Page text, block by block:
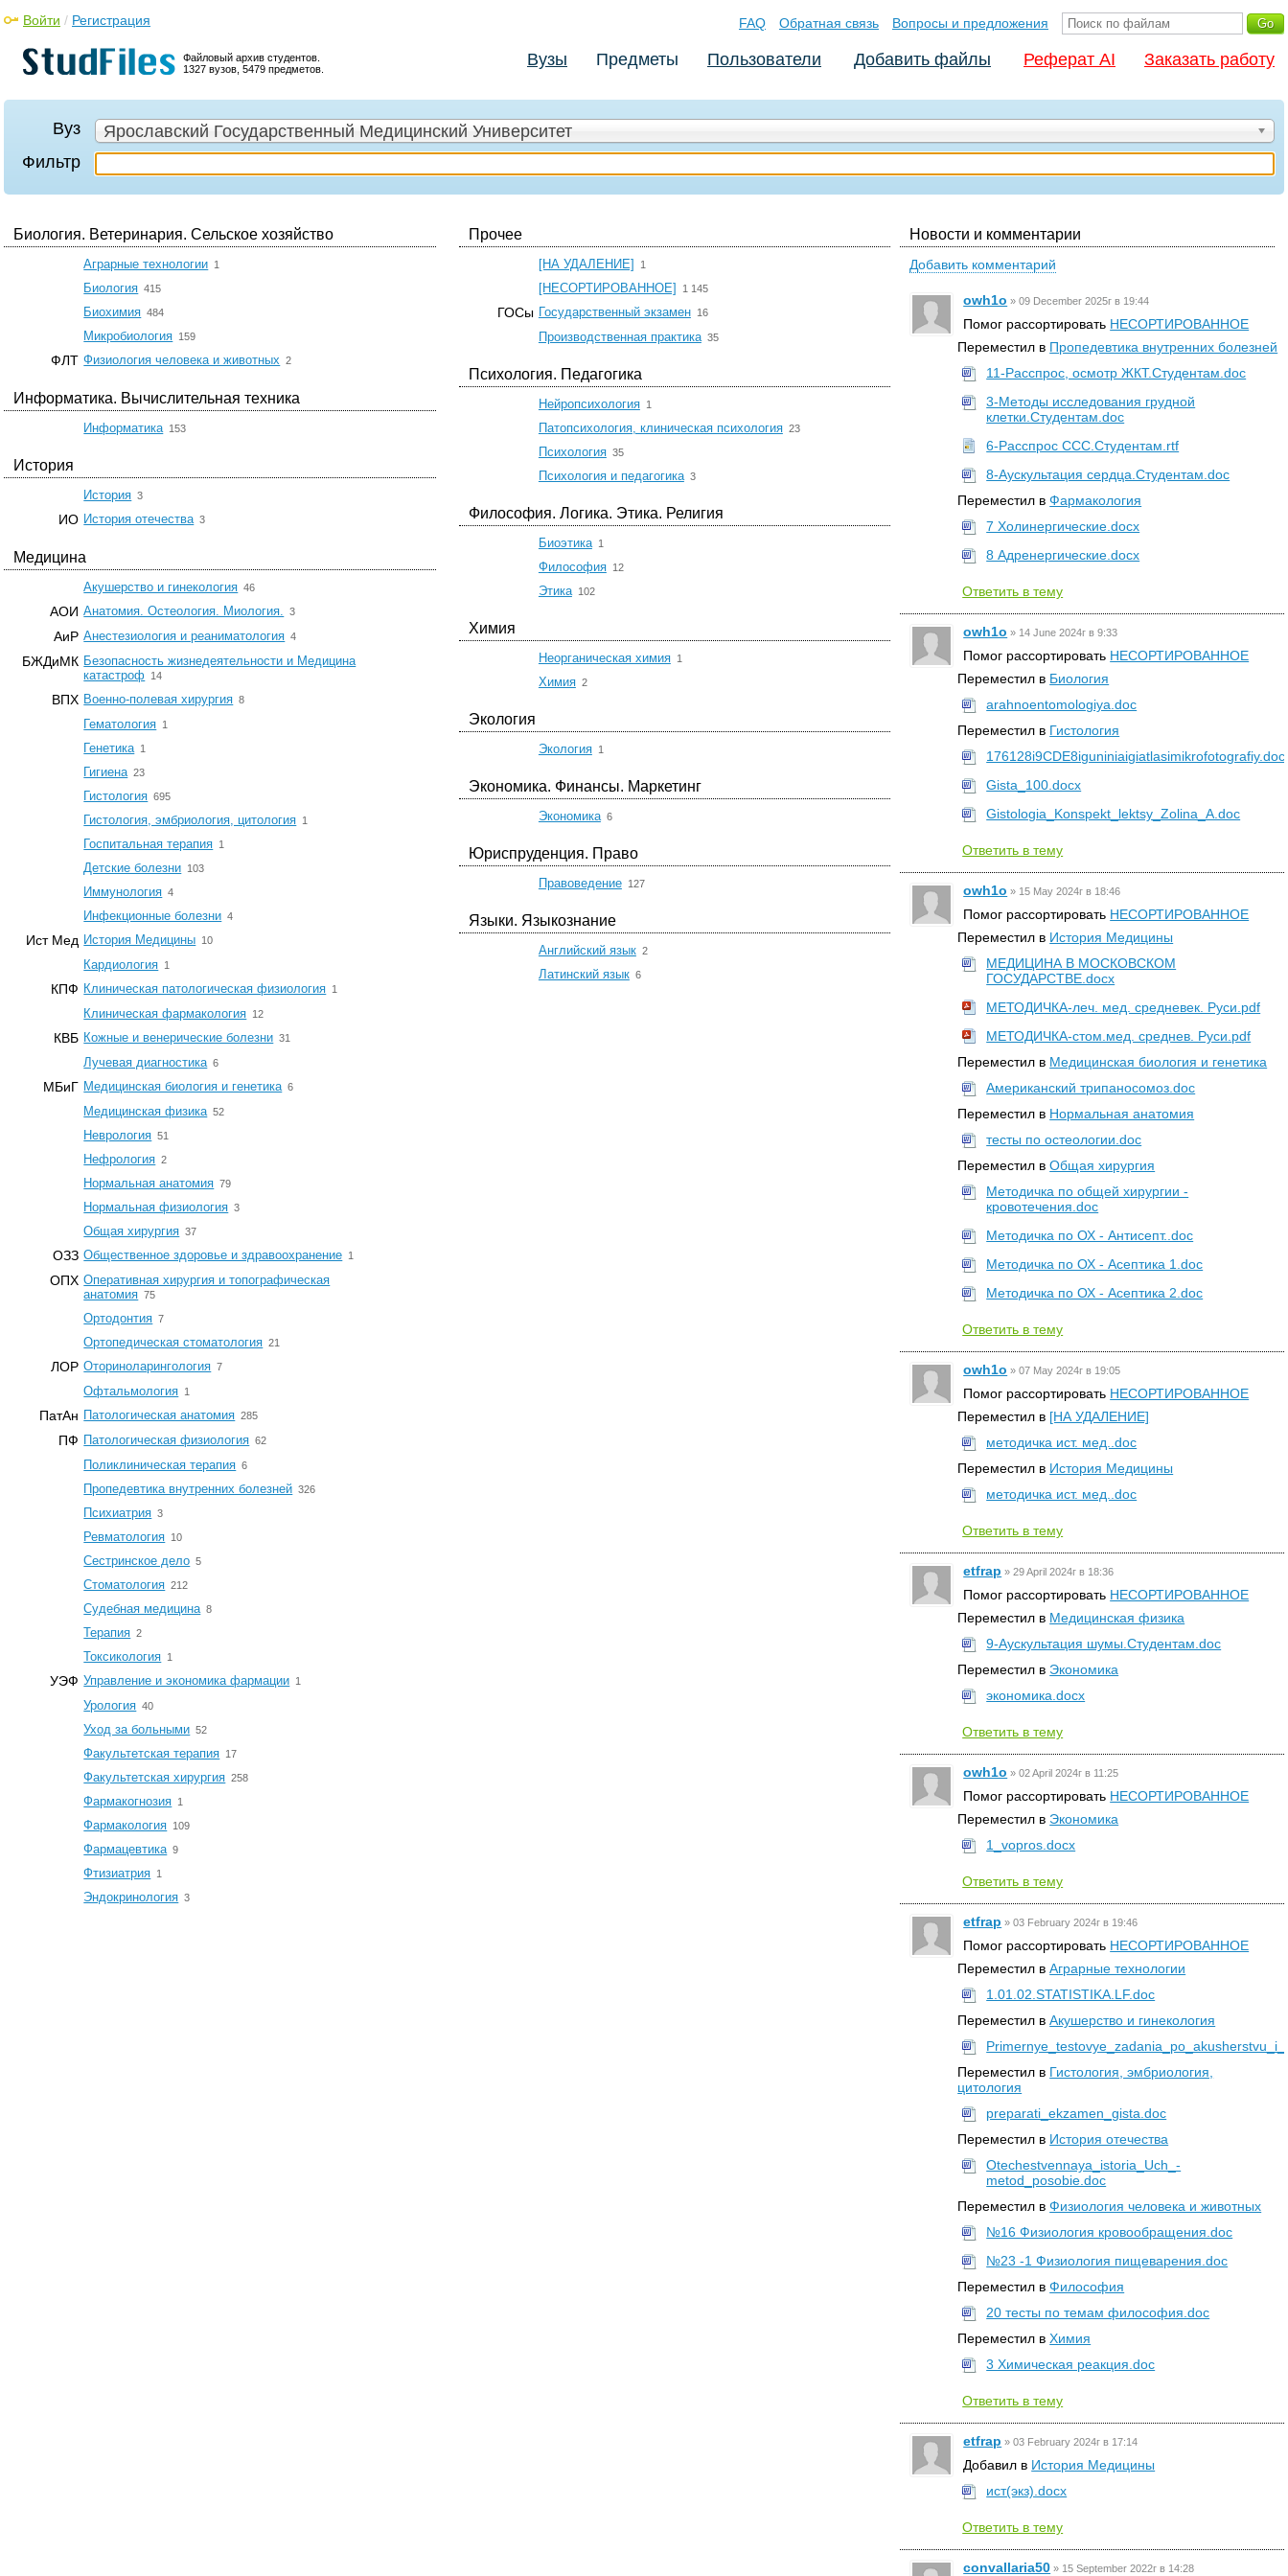
Файловый архив студентов.
1327 вузов, 5479 предметов.
Войти / Регистрация FAQ Обратная связь Вопросы и предложения
Вузы Предметы Пользователи Добавить файлы Реферат AI Заказать работу
Вуз
Ярославский Государственный Медицинский Университет
Фильтр
Биология. Ветеринария. Сельское хозяйство
Аграрные технологии 1
Биология 415
Биохимия 484
Микробиология 159
ФЛТ Физиология человека и животных 2
Информатика. Вычислительная техника
Информатика 153
История
История 3
ИО История отечества 3
Медицина
Акушерство и гинекология 46
АОИ Анатомия. Остеология. Миология. 3
АиР Анестезиология и реаниматология 4
БЖДиМК Безопасность жизнедеятельности и Медицина
катастроф 14
ВПХ Военно-полевая хирургия 8
Гематология 1
Генетика 1
Гигиена 23
Гистология 695
Гистология, эмбриология, цитология 1
Госпитальная терапия 1
Детские болезни 103
Иммунология 4
Инфекционные болезни 4
Ист Мед История Медицины 10
Кардиология 1
КПФ Клиническая патологическая физиология 1
Клиническая фармакология 12
КВБ Кожные и венерические болезни 31
Лучевая диагностика 6
МБиГ Медицинская биология и генетика 6
Медицинская физика 52
Неврология 51
Нефрология 2
Нормальная анатомия 79
Нормальная физиология 3
Общая хирургия 37
ОЗЗ Общественное здоровье и здравоохранение 1
ОПХ Оперативная хирургия и топографическая
анатомия 75
Ортодонтия 7
Ортопедическая стоматология 21
ЛОР Оториноларингология 7
Офтальмология 1
ПатАн Патологическая анатомия 285
ПФ Патологическая физиология 62
Поликлиническая терапия 6
Пропедевтика внутренних болезней 326
Психиатрия 3
Ревматология 10
Сестринское дело 5
Стоматология 212
Судебная медицина 8
Терапия 2
Токсикология 1
УЭФ Управление и экономика фармации 1
Урология 40
Уход за больными 52
Факультетская терапия 17
Факультетская хирургия 258
Фармакогнозия 1
Фармакология 109
Фармацевтика 9
Фтизиатрия 1
Эндокринология 3
Прочее
[НА УДАЛЕНИЕ] 1
[НЕСОРТИРОВАННОЕ] 1 145
ГОСы Государственный экзамен 16
Производственная практика 35
Психология. Педагогика
Нейропсихология 1
Патопсихология, клиническая психология 23
Психология 35
Психология и педагогика 3
Философия. Логика. Этика. Религия
Биоэтика 1
Философия 12
Этика 102
Химия
Неорганическая химия 1
Химия 2
Экология
Экология 1
Экономика. Финансы. Маркетинг
Экономика 6
Юриспруденция. Право
Правоведение 127
Языки. Языкознание
Английский язык 2
Латинский язык 6
Новости и комментарии
Добавить комментарий
owh1o »09 December 2025г в 19:44
Помог рассортировать НЕСОРТИРОВАННОЕ
Переместил в Пропедевтика внутренних болезней
11-Расспрос, осмотр ЖКТ.Студентам.doc
3-Методы исследования грудной
клетки.Студентам.doc
6-Расспрос ССС.Студентам.rtf
8-Аускультация сердца.Студентам.doc
Переместил вФармакология
7 Холинергические.docx
8 Адренергические.docx
Ответить в тему
owh1o » 14 June 2024г в 9:33
Помог рассортировать НЕСОРТИРОВАННОЕ
Переместил в Биология
arahnoentomologiya.doc
Переместил в Гистология
176128i9CDE8iguniniaigiatlasimikrofotografiy.doc
Gista_100.docx
Gistologia_Konspekt_lektsy_Zolina_A.doc
Ответить в тему
owh1o » 15 May 2024г в 18:46
Помог рассортировать НЕСОРТИРОВАННОЕ
Переместил в История Медицины
МЕДИЦИНА В МОСКОВСКОМ
ГОСУДАРСТВЕ.docx
МЕТОДИЧКА-леч. мед. средневек. Руси.pdf
МЕТОДИЧКА-стом.мед. среднев. Руси.pdf
Переместил в Медицинская биология и генетика
Американский трипаносомоз.doc
Переместил в Нормальная анатомия
тесты по остеологии.doc
Переместил вОбщая хирургия
Методичка по общей хирургии -
кровотечения.doc
Методичка по ОХ - Антисепт..doc
Методичка по ОХ - Асептика 1.doc
Методичка по ОХ - Асептика 2.doc
Ответить в тему
owh1o »07 May 2024г в 19:05
Помог рассортировать НЕСОРТИРОВАННОЕ
Переместил в [НА УДАЛЕНИЕ]
методичка ист. мед..doc
Переместил в История Медицины
методичка ист. мед..doc
Ответить в тему
etfrap »29 April 2024г в 18:36
Помог рассортировать НЕСОРТИРОВАННОЕ
Переместил в Медицинская физика
9-Аускультация шумы.Студентам.doc
Переместил в Экономика
экономика.docx
Ответить в тему
owh1o »02 April 2024г в 11:25
Помог рассортировать НЕСОРТИРОВАННОЕ
Переместил в Экономика
1_vopros.docx
Ответить в тему
etfrap »03 February 2024г в 19:46
Помог рассортировать НЕСОРТИРОВАННОЕ
Переместил вАграрные технологии
1.01.02.STATISTIKA.LF.doc
Переместил вАкушерство и гинекология
Переместил в Гистология, эмбриология,
цитология
preparati_ekzamen_gista.doc
Переместил в История отечества
Otechestvennaya_istoria_Uch_-
metod_posobie.doc
Переместил вФизиология человека и животных
№16 Физиология кровообращения.doc
№23 -1 Физиология пищеварения.doc
Переместил вФилософия
20 тесты по темам философия.doc
Переместил вХимия
3 Химическая реакция.doc
Ответить в тему
etfrap »03 February 2024г в 17:14
Добавил в История Медицины
ист(экз).docx
Ответить в тему
convallaria50 » 15 September 2022г в 14:28